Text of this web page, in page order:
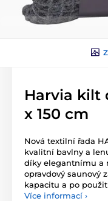
Harvia kilt
x 150 cm
Nová textilní řada
kvalitní bavlny a
díky elegantnímu a
opravdový saunový
kapacitu a po
Více informací ›